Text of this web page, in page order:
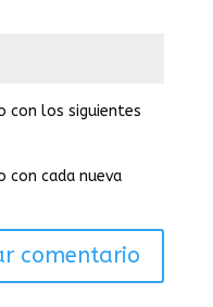
con los siguientes
con cada nueva